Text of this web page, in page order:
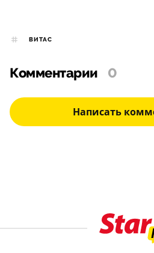
ВИТАС
Комментарии 0
Написать